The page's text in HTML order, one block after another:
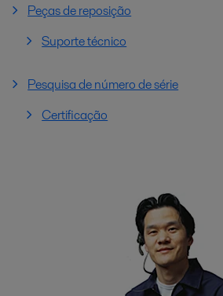
Peças de reposição
Suporte técnico
Pesquisa de número de série
Certificação